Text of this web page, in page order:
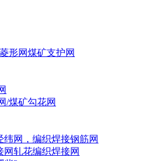
形网煤矿支护网
/煤矿勾花网
网，编织焊接钢筋网
网轧花编织焊接网